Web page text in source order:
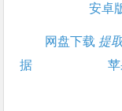
安卓
网盘下载 提
据